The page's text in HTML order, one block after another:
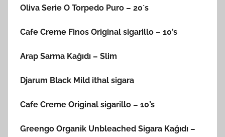
Oliva Serie O Torpedo Puro – 20´s
Cafe Creme Finos Original sigarillo – 10’s
Arap Sarma Kağıdı – Slim
Djarum Black Mild ithal sigara
Cafe Creme Original sigarillo – 10’s
Greengo Organik Unbleached Sigara Kağıdı –